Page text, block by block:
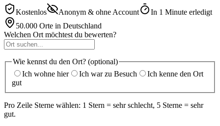
Kostenlos Anonym & ohne Account
In 1 Minute erledigt
50.000 Orte in Deutschland
Welchen Ort möchtest du bewerten?
Wie kennst du den Ort? (optional)
Ich wohne hier
Ich war zu Besuch
Ich kenne den Ort
gut
Pro Zeile Sterne wählen: 1 Stern = sehr schlecht, 5 Sterne = sehr
gut.